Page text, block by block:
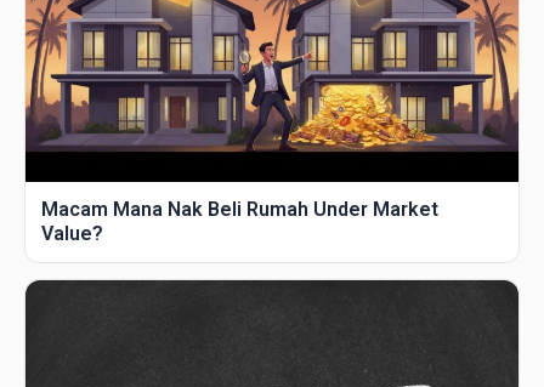
Macam Mana Nak Beli Rumah Under Market
Value?